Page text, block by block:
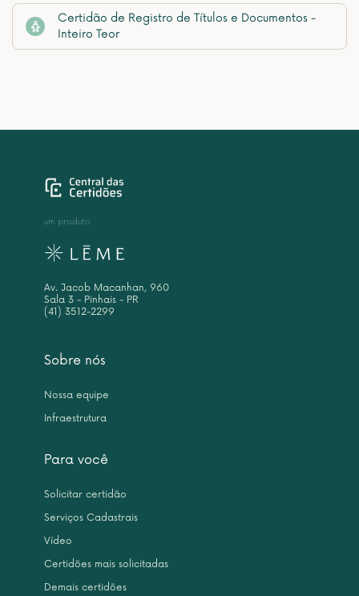
Certidão de Registro de Títulos e Documentos -
Inteiro Teor
Sobre nós
Nossa equipe
Infraestrutura
Para você
Solicitar certidão
Serviços Cadastrais
Vídeo
Certidões mais solicitadas
Demais certidões
um produto
Av. Jacob Macanhan, 960
Sala 3 - Pinhais - PR
(41) 3512-2299